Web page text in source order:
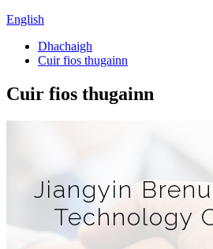
English
Dhachaigh
Cuir fios thugainn
Cuir fios thugainn
Jiangyin
Technology